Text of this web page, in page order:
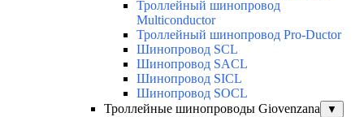
Троллейный шинопровод
Multiconductor
Троллейный шинопровод Pro-Ductor
Шинопровод SCL
Шинопровод SACL
Шинопровод SICL
Шинопровод SOCL
Троллейные шинопроводы Giovenzana
▼